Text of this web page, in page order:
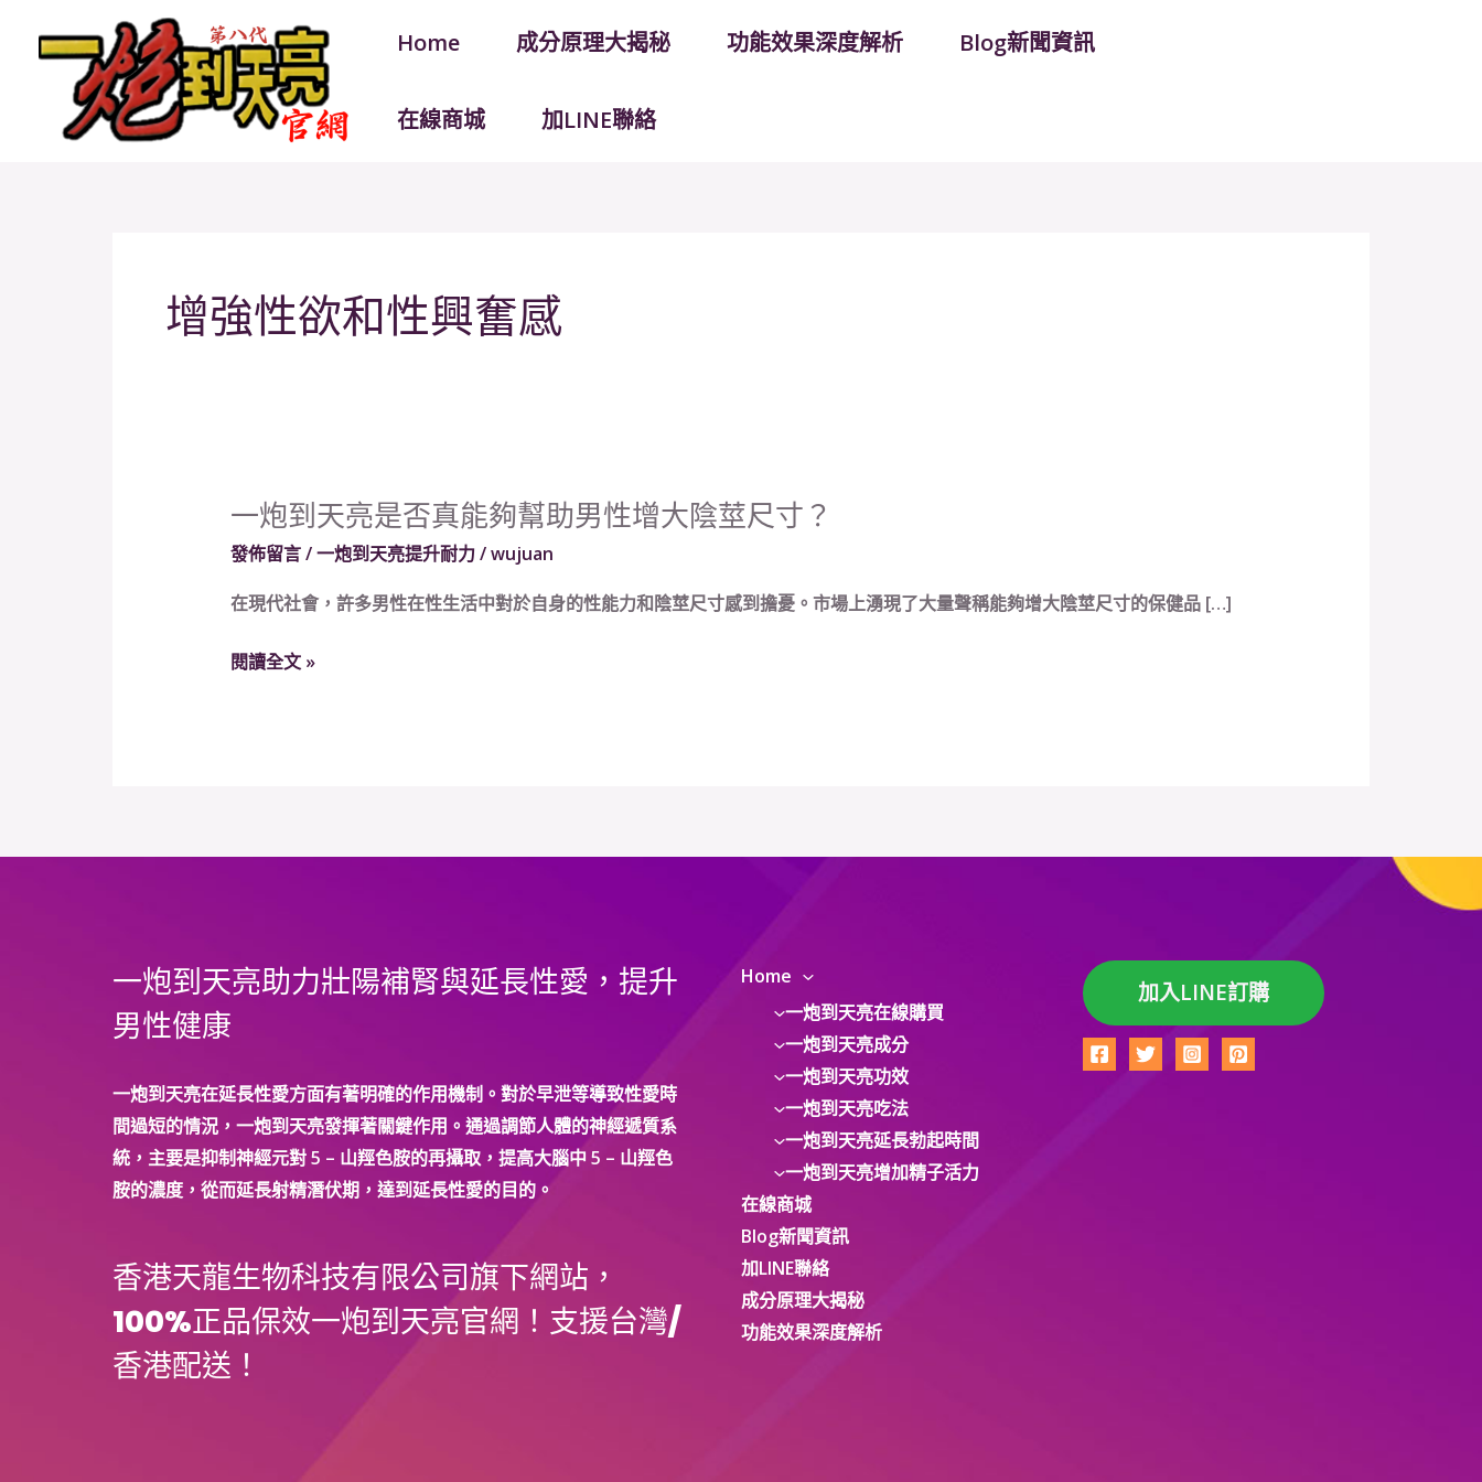
Home 成分原理大揭秘 功能效果深度解析 Blog新聞資訊
在線商城 加LINE聯絡
增強性欲和性興奮感
一炮到天亮是否真能夠幫助男性增大陰莖尺寸？
發佈留言/一炮到天亮提升耐力/wujuan
在現代社會，許多男性在性生活中對於自身的性能力和陰莖尺寸感到擔憂。市場上湧現了大量聲稱能夠增大陰莖尺寸的保健品 […]
一
炮
天
是
助
增
大
陰
尺
寸？
閱讀全文 »
一炮到天亮助力壯陽補腎與延長性愛，提升
男性健康
一炮到天亮在延長性愛方面有著明確的作用機制。對於早泄等導致性愛時
間過短的情況，一炮到天亮發揮著關鍵作用。通過調節人體的神經遞質系
統，主要是抑制神經元對 5 – 山羥色胺的再攝取，提高大腦中 5 – 山羥色
胺的濃度，從而延長射精潛伏期，達到延長性愛的目的。
香港天龍生物科技有限公司旗下網站，
100%正品保效一炮到天亮官網！支援台灣/
香港配送！
Home
一炮到天亮在線購買
一炮到天亮成分
一炮到天亮功效
一炮到天亮吃法
一炮到天亮延長勃起時間
一炮到天亮增加精子活力
在線商城
Blog新聞資訊
加LINE聯絡
成分原理大揭秘
功能效果深度解析
加入LINE訂購